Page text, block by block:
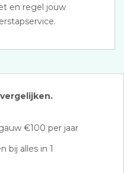
en regel jouw
€100 per jaar
bij alles in 1